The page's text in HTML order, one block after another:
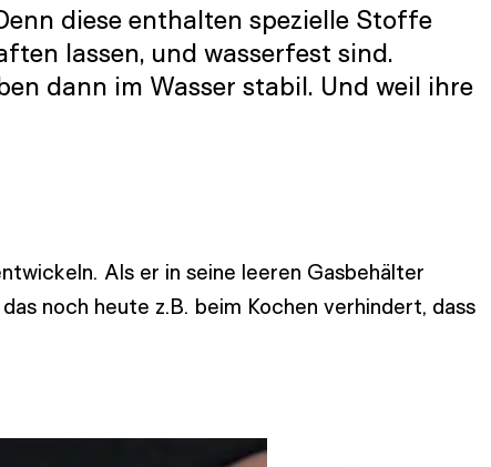
diese enthalten spezielle Stoffe
lassen, und wasserfest sind.
dann im Wasser stabil. Und weil ihre
Als er in seine leeren Gasbehälter
noch heute z.B. beim Kochen verhindert, dass